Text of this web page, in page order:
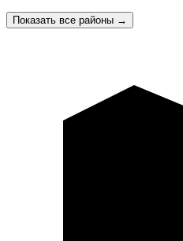
Показать все районы →